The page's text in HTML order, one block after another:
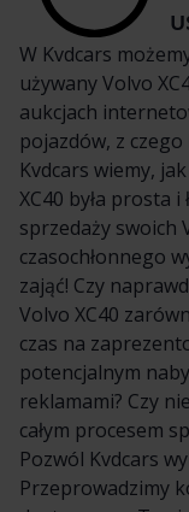
W Kvdcars
używany Volvo
aukcjach
pojazdów, z
Kvdcars wiemy,
XC40 była prosta
sprzedaży swoich
czasochłonnego
zająć! Czy
Volvo XC40
czas na
potencjalnym
reklamami? Czy
całym procesem
Pozwól Kvdcars
Przeprowadzimy